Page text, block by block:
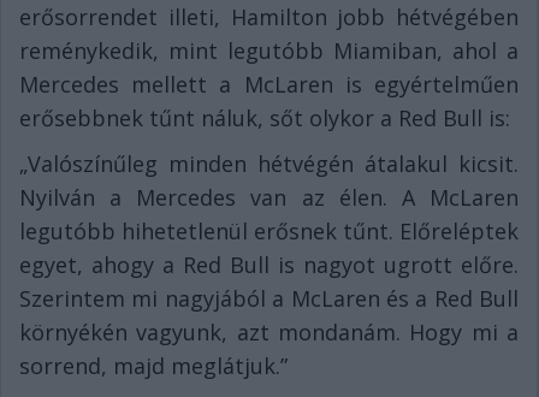
erősorrendet illeti, Hamilton jobb hétvégében
reménykedik, mint legutóbb Miamiban, ahol a
Mercedes mellett a McLaren is egyértelműen
erősebbnek tűnt náluk, sőt olykor a Red Bull is:
„Valószínűleg minden hétvégén átalakul kicsit.
Nyilván a Mercedes van az élen. A McLaren
legutóbb hihetetlenül erősnek tűnt. Előreléptek
egyet, ahogy a Red Bull is nagyot ugrott előre.
Szerintem mi nagyjából a McLaren és a Red Bull
környékén vagyunk, azt mondanám. Hogy mi a
sorrend, majd meglátjuk.”